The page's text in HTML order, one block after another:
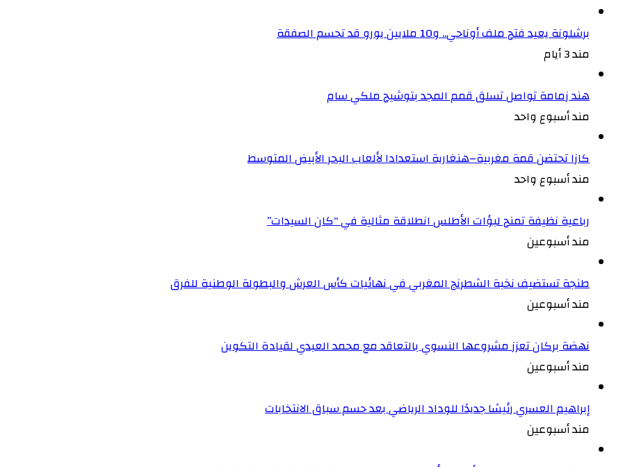
برشلونة يعيد فتح ملف أوناحي.. و10 ملايين يورو قد تحسم الصفقة
مند 3 أيام
هند زمامة تواصل تسلق قمم المجد بتوشيح ملكي سام
مند أسبوع واحد
كازا تحتضن قمة مغربية–هنغارية استعدادا لألعاب البحر الأبيض المتوسط
مند أسبوع واحد
رباعية نظيفة تمنح لبؤات الأطلس انطلاقة مثالية في “كان السيدات”
مند أسبوعين
طنجة تستضيف نخبة الشطرنج المغربي في نهائيات كأس العرش والبطولة الوطنية للفرق
مند أسبوعين
نهضة بركان تعزز مشروعها النسوي بالتعاقد مع محمد العبدي لقيادة التكوين
مند أسبوعين
إبراهيم العسري رئيسًا جديدًا للوداد الرياضي بعد حسم سباق الانتخابات
مند أسبوعين